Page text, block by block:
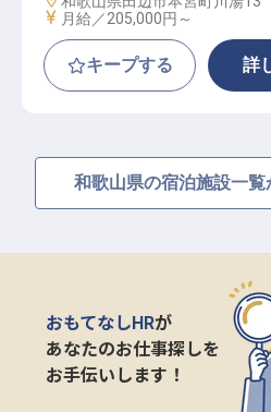
給与
月給／205,000円～
キープする 詳
和歌山県の宿泊施設一覧
おもてなしHRが
あなたのお仕事探しを
お手伝いします！